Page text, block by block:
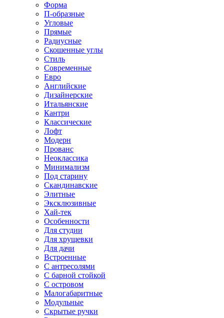
Форма
П-образные
Угловые
Прямые
Радиусные
Скошенные углы
Стиль
Современные
Евро
Английские
Дизайнерские
Итальянские
Кантри
Классические
Лофт
Модерн
Прованс
Неоклассика
Минимализм
Под старину
Скандинавские
Элитные
Эксклюзивные
Хай-тек
Особенности
Для студии
Для хрущевки
Для дачи
Встроенные
С антресолями
С барной стойкой
С островом
Малогабаритные
Модульные
Скрытые ручки